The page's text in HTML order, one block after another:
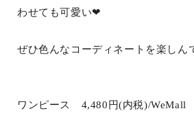
わせても可愛い❤︎
ぜひ色んなコーディネートを楽しん
ワンピース 4,480円(内税)/WeMall